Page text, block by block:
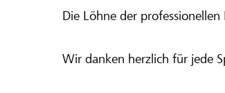
Die Löhne der
Wir danken herzlich für jede